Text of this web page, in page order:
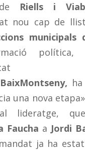
Riells i
nou cap de
municipals
una nova
lideratge,
Faucha a Jordi
ja ha